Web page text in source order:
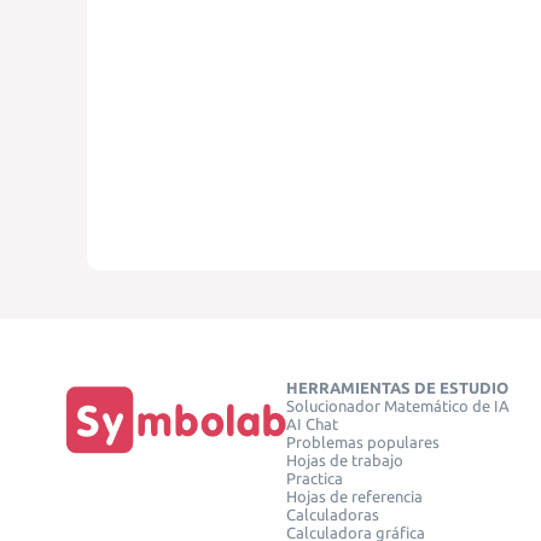
HERRAMIENTAS DE ESTUDIO
Solucionador Matemático de IA
AI Chat
Problemas populares
Hojas de trabajo
Practica
Hojas de referencia
Calculadoras
Calculadora gráfica